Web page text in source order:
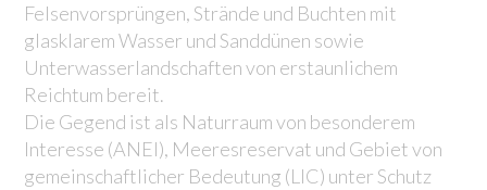
Felsenvorsprüngen, Strände und Buchten mit
glasklarem Wasser und Sanddünen sowie
Unterwasserlandschaften von erstaunlichem
Reichtum bereit.
Die Gegend ist als Naturraum von besonderem
Interesse (ANEI), Meeresreservat und Gebiet von
gemeinschaftlicher Bedeutung (LIC) unter Schutz